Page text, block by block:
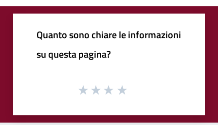
Quanto sono chiare le informazioni
su questa pagina?